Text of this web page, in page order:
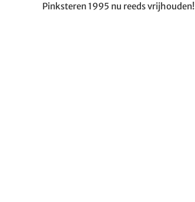
Pinksteren 1995 nu reeds vrijhouden!